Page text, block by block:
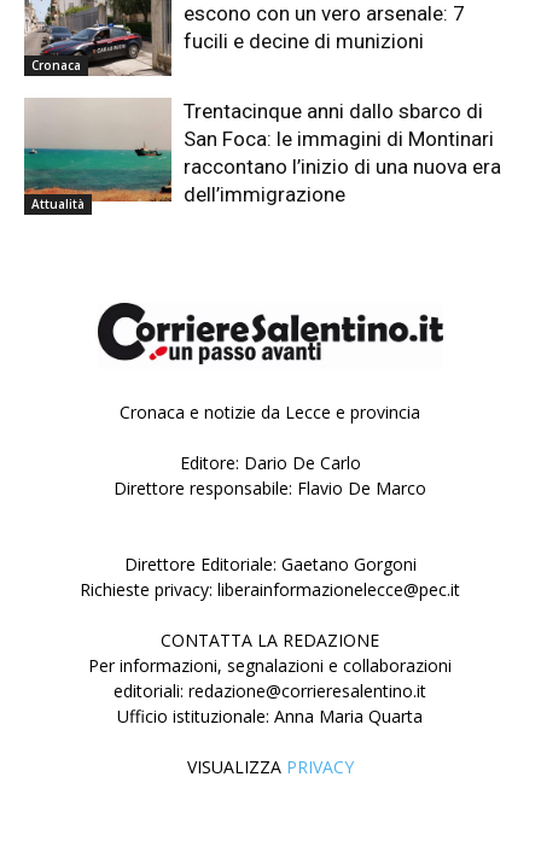
Cronaca
escono con un vero arsenale: 7
fucili e decine di munizioni
Attualità
Trentacinque anni dallo sbarco di
San Foca: le immagini di Montinari
raccontano l’inizio di una nuova era
dell’immigrazione
Cronaca e notizie da Lecce e provincia
Editore: Dario De Carlo
Direttore responsabile: Flavio De Marco
Direttore Editoriale: Gaetano Gorgoni
Richieste privacy: liberainformazionelecce@pec.it
CONTATTA LA REDAZIONE
Per informazioni, segnalazioni e collaborazioni
editoriali: redazione@corrieresalentino.it
Ufficio istituzionale: Anna Maria Quarta
VISUALIZZA PRIVACY